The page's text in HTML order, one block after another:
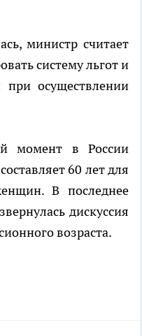
министр считает
систему льгот и
при осуществлении
момент в России
60 лет для
В последнее
дискуссия
возраста.